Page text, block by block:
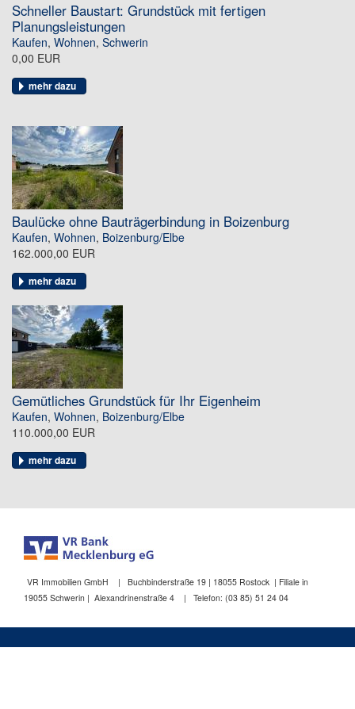
Schneller Baustart: Grundstück mit fertigen
Planungsleistungen
Kaufen, Wohnen, Schwerin
0,00 EUR
mehr dazu
Baulücke ohne Bauträgerbindung in Boizenburg
Kaufen, Wohnen, Boizenburg/Elbe
162.000,00 EUR
mehr dazu
Gemütliches Grundstück für Ihr Eigenheim
Kaufen, Wohnen, Boizenburg/Elbe
110.000,00 EUR
mehr dazu
VR Immobilien GmbH | Buchbinderstraße 19 | 18055 Rostock | Filiale in
19055 Schwerin | Alexandrinenstraße 4 | Telefon: (03 85) 51 24 04